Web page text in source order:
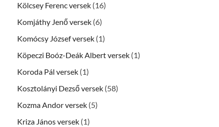
Kölcsey Ferenc versek (16)
Komjáthy Jenő versek (6)
Komócsy József versek (1)
Köpeczi Boóz-Deák Albert versek (1)
Koroda Pál versek (1)
Kosztolányi Dezső versek (58)
Kozma Andor versek (5)
Kriza János versek (1)